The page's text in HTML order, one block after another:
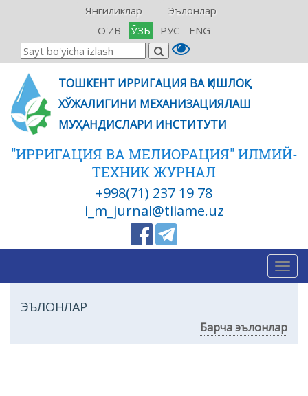
Янгиликлар
Эълонлар
O'ZB
ЎЗБ РУС ENG
ТОШКЕНТ ИРРИГАЦИЯ ВА ҚИШЛОҚ
ХЎЖАЛИГИНИ МЕХАНИЗАЦИЯЛАШ
МУҲАНДИСЛАРИ ИНСТИТУТИ
"ИРРИГАЦИЯ ВА МЕЛИОРАЦИЯ" ИЛМИЙ-
ТЕХНИК ЖУРНАЛ
+998(71) 237 19 78
i_m_jurnal@tiiame.uz
ЭЪЛОНЛАР
Барча эълонлар